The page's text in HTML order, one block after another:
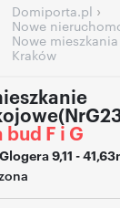
Domiporta.pl ›
Nowe
Nowe mieszkania
Kraków
F i G
9,11 -